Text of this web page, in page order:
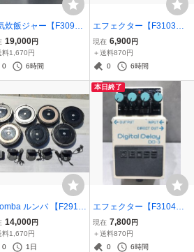
炊飯ジャー【F309
A360 TAIGE タイ
ステンレス 3.6L 業務
升炊き 18年製 【動作
19,000円
料1,670円
0
6時間
エフェクター【F3103】D
BT-1 DUAL BOOSTER デ
ュアルブースター ARTEC
【動作品】 260726
現在 6,900円
＋送料870円
0
6時間
ルンバ 【F291
7台まとめ iRobot ア
ボット 871 876 880
892 e5 ロボット掃除
14,000円
料1,670円
0
1日
本日終了
エフェクター【F3104】D
D-3 BOSS ボス DigitalDel
ay デジタルディレイ 【動
作品】 260726
現在 7,800円
＋送料870円
0
6時間